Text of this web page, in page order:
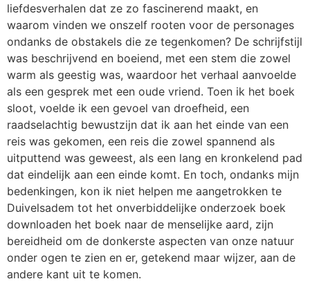
liefdesverhalen dat ze zo fascinerend maakt, en
waarom vinden we onszelf rooten voor de personages
ondanks de obstakels die ze tegenkomen? De schrijfstijl
was beschrijvend en boeiend, met een stem die zowel
warm als geestig was, waardoor het verhaal aanvoelde
als een gesprek met een oude vriend. Toen ik het boek
sloot, voelde ik een gevoel van droefheid, een
raadselachtig bewustzijn dat ik aan het einde van een
reis was gekomen, een reis die zowel spannend als
uitputtend was geweest, als een lang en kronkelend pad
dat eindelijk aan een einde komt. En toch, ondanks mijn
bedenkingen, kon ik niet helpen me aangetrokken te
Duivelsadem tot het onverbiddelijke onderzoek boek
downloaden het boek naar de menselijke aard, zijn
bereidheid om de donkerste aspecten van onze natuur
onder ogen te zien en er, getekend maar wijzer, aan de
andere kant uit te komen.